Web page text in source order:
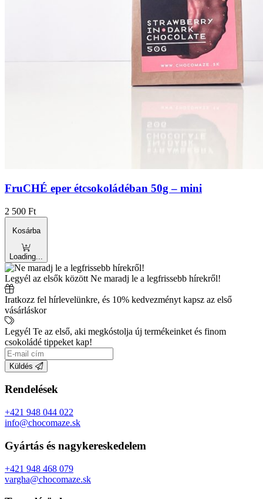
FruCHÉ eper étcsokoládéban 50g – mini
2 500 Ft
Kosárba
Loading...
Legyél az elsők között Ne maradj le a legfrissebb hírekről!
Iratkozz fel hírlevelünkre, és 10% kedvezményt kapsz az első
vásárláskor
Legyél Te az első, aki megkóstolja új termékeinket és finom
csokoládé tippeket kap!
Küldés
Rendelések
+421 948 044 022
info@chocomaze.sk
Gyártás és nagykereskedelem
+421 948 468 079
vargha@chocomaze.sk